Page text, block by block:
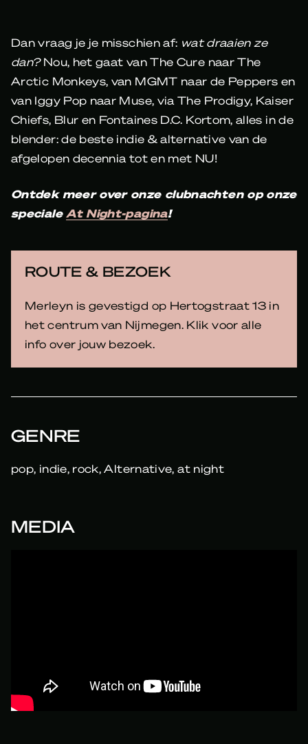
Dan vraag je je misschien af: wat draaien ze
dan?Nou, het gaat van The Cure naar The
Arctic Monkeys, van MGMT naar de Peppers en
van Iggy Pop naar Muse, via The Prodigy, Kaiser
Chiefs, Blur en Fontaines D.C. Kortom, alles in de
blender: de beste indie & alternative van de
afgelopen decennia tot en met NU!
Ontdek meer over onze clubnachten op onze
speciale At Night-pagina!
ROUTE & BEZOEK
Merleyn is gevestigd op Hertogstraat 13 in
het centrum van Nijmegen. Klik voor alle
info over jouw bezoek.
GENRE
pop, indie, rock, Alternative, at night
MEDIA